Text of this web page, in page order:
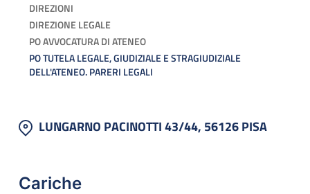
DIREZIONI
DIREZIONE LEGALE
PO AVVOCATURA DI ATENEO
PO TUTELA LEGALE, GIUDIZIALE E STRAGIUDIZIALE
DELL'ATENEO. PARERI LEGALI
LUNGARNO PACINOTTI 43/44, 56126 PISA
Cariche